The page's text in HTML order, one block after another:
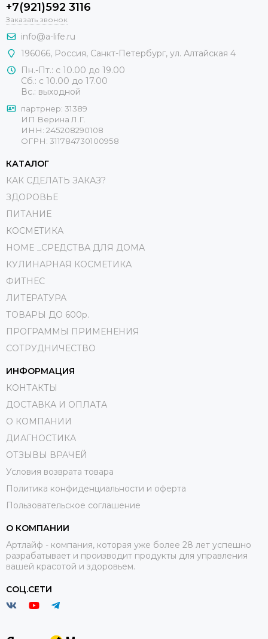
+7(921)592 3116
Заказать звонок
info@a-life.ru
196066, Россия, Санкт-Петербург, ул. Алтайская 4
Пн.-Пт.: с 10.00 до 19.00
Сб.: с 10.00 до 17.00
Вс.: выходной
партрнер: 31389
ИП Верина Л.Г.
ИНН: 245208290108
ОГРН: 311784730100958
КАТАЛОГ
КАК СДЕЛАТЬ ЗАКАЗ?
ЗДОРОВЬЕ
ПИТАНИЕ
КОСМЕТИКА
HOME _СРЕДСТВА ДЛЯ ДОМА
КУЛИНАРНАЯ КОСМЕТИКА
ФИТНЕС
ЛИТЕРАТУРА
ТОВАРЫ ДО 600р.
ПРОГРАММЫ ПРИМЕНЕНИЯ
СОТРУДНИЧЕСТВО
ИНФОРМАЦИЯ
КОНТАКТЫ
ДОСТАВКА И ОПЛАТА
О КОМПАНИИ
ДИАГНОСТИКА
ОТЗЫВЫ ВРАЧЕЙ
Условия возврата товара
Политика конфиденциальности и оферта
Пользовательское соглашение
О КОМПАНИИ
Артлайф - компания, которая уже более 28 лет успешно
разрабатывает и производит продукты для управления
вашей красотой и здоровьем.
СОЦ.СЕТИ